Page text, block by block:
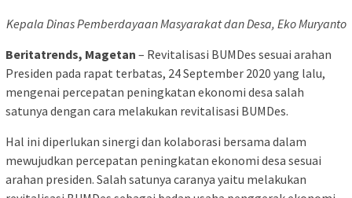
Kepala Dinas Pemberdayaan Masyarakat dan Desa, Eko Muryanto
Beritatrends, Magetan – Revitalisasi BUMDes sesuai arahan
Presiden pada rapat terbatas, 24 September 2020 yang lalu,
mengenai percepatan peningkatan ekonomi desa salah
satunya dengan cara melakukan revitalisasi BUMDes.
Hal ini diperlukan sinergi dan kolaborasi bersama dalam
mewujudkan percepatan peningkatan ekonomi desa sesuai
arahan presiden. Salah satunya caranya yaitu melakukan